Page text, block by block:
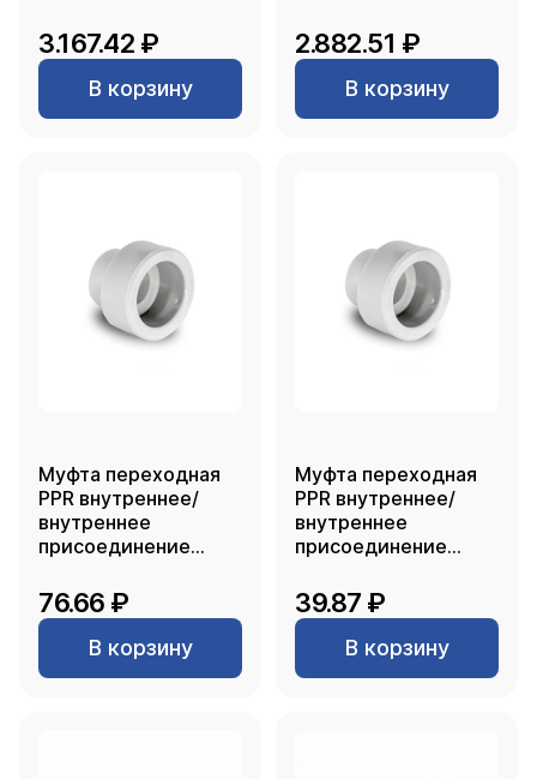
3.167.42 ₽
В корзину
2.882.51 ₽
В корзину
Муфта переходная
PPR внутреннее/
внутреннее
присоединение
76.66 ₽
В корзину
Муфта переходная
PPR внутреннее/
внутреннее
присоединение
39.87 ₽
В корзину